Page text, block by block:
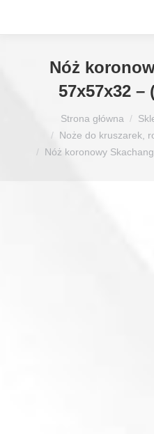
Nóż
57x57x32 –
Strona główna
Noże do kruszarek,
Nóż koronowy